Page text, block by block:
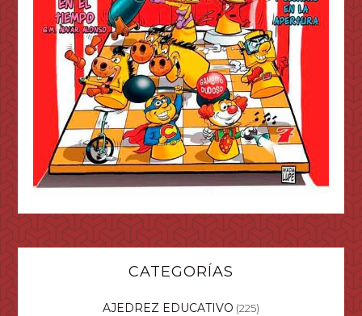
CATEGORÍAS
AJEDREZ EDUCATIVO (225)